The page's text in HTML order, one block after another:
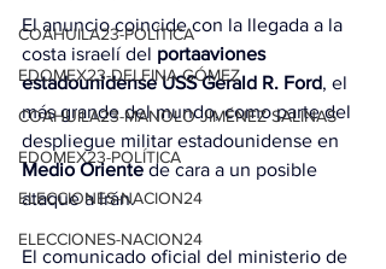
COAHUILA23-POLÍTICA
EDOMEX23-DELFINA GÓMEZ
COAHUILA23-MANOLO JIMÉNEZ SALINAS
EDOMEX23-POLÍTICA
ELECCIONES-NACION24
ELECCIONES-NACION24
El anuncio coincide con la llegada a la
costa israelí del portaaviones
estadounidense USS Gerald R. Ford, el
más grande del mundo, como parte del
despliegue militar estadounidense en
Medio Oriente de cara a un posible
ataque a Irán.
El comunicado oficial del ministerio de